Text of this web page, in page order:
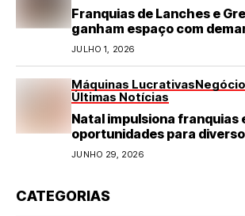
Franquias de Lanches e
ganham espaço com
refeições rápidas e de
JULHO 1, 2026
Máquinas Lucrativas
Últimas Notícias
Natal impulsiona franquias
oportunidades para
do varejo
JUNHO 29, 2026
CATEGORIAS